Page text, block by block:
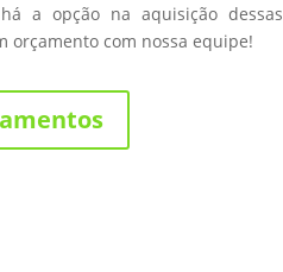
a opção na aquisição dessas
orçamento com nossa equipe!